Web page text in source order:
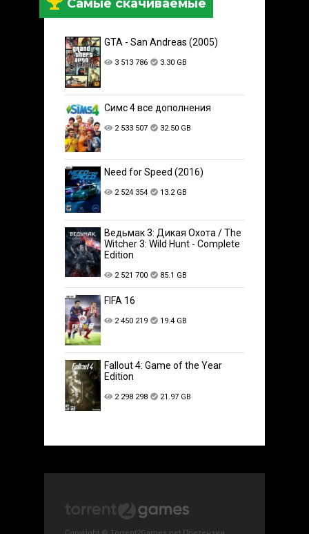
Самые скачиваемые
GTA - San Andreas (2005)
3 513 786 3.30 GB
Симс 4 все дополнения
2 533 507 32.50 GB
Need for Speed (2016)
2 524 354 13.2 GB
Ведьмак 3: Дикая Охота / The
Witcher 3: Wild Hunt - Complete
Edition
2 521 700 85.1 GB
FIFA 16
2 450 219 19.4 GB
Fallout 4: Game of the Year
Edition
2 298 298 21.97 GB